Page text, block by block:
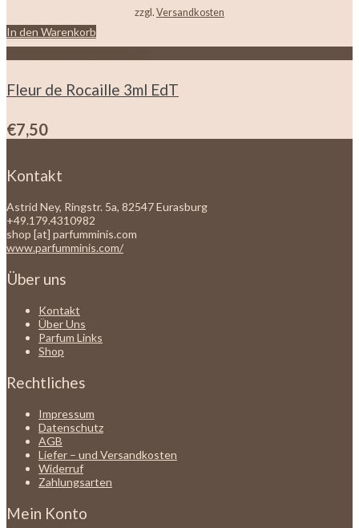
zzgl. Versandkosten
In den Warenkorb
Fleur de Rocaille 3ml EdT
€7,50
Kontakt
Astrid Ney, Ringstr. 5a, 82547 Eurasburg
+49.179.4310982
shop [at] parfumminis.com
www.parfumminis.com/
Über uns
Kontakt
Über Uns
Parfum Links
Shop
Rechtliches
Impressum
Datenschutz
AGB
Liefer – und Versandkosten
Widerruf
Zahlungsarten
Mein Konto